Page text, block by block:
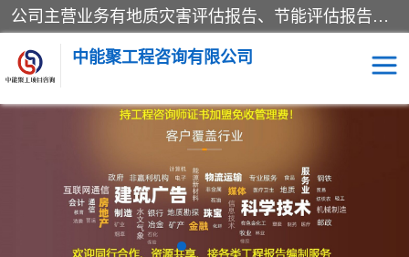
公司主营业务有地质灾害评估报告、节能评估报告、水土保持验收、水资源论证、土地复垦报告、项目可行性研究报告等。是经国家工商总局批准，在法律、法规、决定规定禁止的不得经营；法律、法规、决定规定应当许可（审批）的，经审批机关批准后凭许可（审批）文件经营;法律、法规，市场主体自主选择经营。
中能聚工程咨询有限公司
水资源论证报告 土地复垦报告
地质灾害评估报告 工程项目验收报告